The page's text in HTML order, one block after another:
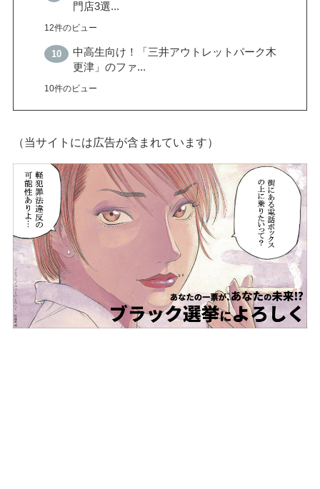
門店3選...
12件のビュー
中高生向け！「三井アウトレットパーク木
更津」のファ...
10件のビュー
（当サイトには広告が含まれています）